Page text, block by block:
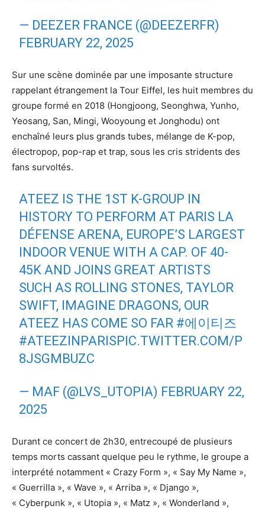
— DEEZER FRANCE (@DEEZERFR)
FEBRUARY 22, 2025
Sur une scène dominée par une imposante structure
rappelant étrangement la Tour Eiffel, les huit membres du
groupe formé en 2018 (Hongjoong, Seonghwa, Yunho,
Yeosang, San, Mingi, Wooyoung et Jonghodu) ont
enchaîné leurs plus grands tubes, mélange de K-pop,
électropop, pop-rap et trap, sous les cris stridents des
fans survoltés.
ATEEZ IS THE 1ST K-GROUP IN
HISTORY TO PERFORM AT PARIS LA
DÉFENSE ARENA, EUROPE’S LARGEST
INDOOR VENUE WITH A CAP. OF 40-
45K AND JOINS GREAT ARTISTS
SUCH AS ROLLING STONES, TAYLOR
SWIFT, IMAGINE DRAGONS, OUR
ATEEZ HAS COME SO FAR #에이티즈
#ATEEZINPARISPIC.TWITTER.COM/P
8JSGMBUZC
— MAF (@LVS_UTOPIA) FEBRUARY 22,
2025
Durant ce concert de 2h30, entrecoupé de plusieurs
temps morts cassant quelque peu le rythme, le groupe a
interprété notamment « Crazy Form », « Say My Name »,
« Guerrilla », « Wave », « Arriba », « Django »,
« Cyberpunk », « Utopia », « Matz », « Wonderland »,